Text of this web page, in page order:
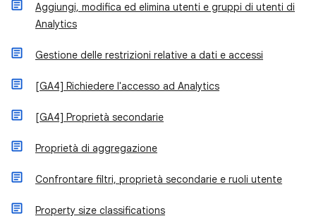
Aggiungi, modifica ed elimina utenti e gruppi di utenti di
Analytics
Gestione delle restrizioni relative a dati e accessi
[GA4] Richiedere l'accesso ad Analytics
[GA4] Proprietà secondarie
Proprietà di aggregazione
Confrontare filtri, proprietà secondarie e ruoli utente
Property size classifications